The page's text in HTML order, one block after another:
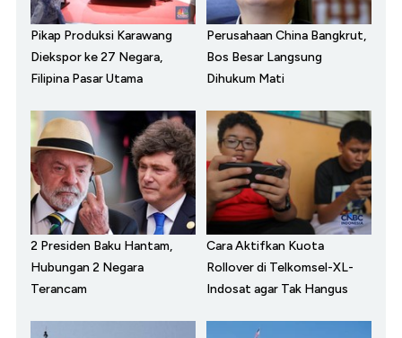
Pikap Produksi Karawang
Diekspor ke 27 Negara,
Filipina Pasar Utama
Perusahaan China Bangkrut,
Bos Besar Langsung
Dihukum Mati
2 Presiden Baku Hantam,
Hubungan 2 Negara
Terancam
Cara Aktifkan Kuota
Rollover di Telkomsel-XL-
Indosat agar Tak Hangus